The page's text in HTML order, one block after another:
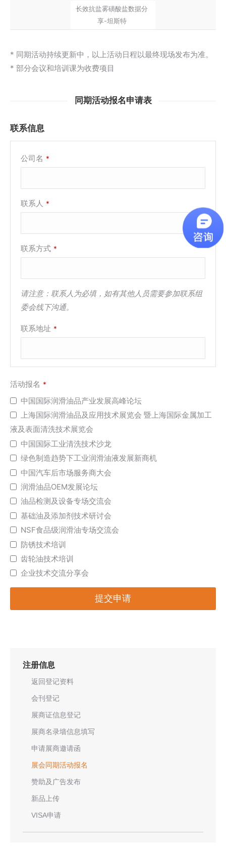
长效抗盐雾磺酸盐数据分
享-坦斯特
* 同期活动持续更新中，以上活动日程以最终现场发布为准。
* 部分会议和培训课为收费项目
同期活动报名申请表
联系信息
公司名 *
联系人 *
联系方式 *
请注意：联系人为必填，如有其他人员需要参加联系组
委会线下沟通。
联系地址 *
Contact
Email *
活动报名 *
中国国际润滑油品产业发展高峰论坛
上海国际润滑油品及应用技术展览会 暨上海国际金属加工
液及表面清洗技术展览会
中国国际工业清洗技术沙龙
绿色制造趋势下工业润滑油液发展新商机
中国汽车后市场服务商大会
润滑油品OEM发展论坛
油品检测及设备专场交流会
基础油及添加剂技术研讨会
NSF食品级润滑油专场交流会
防锈技术培训
齿轮油技术培训
企业技术交流分享会
提交申请
注册信息
返回登记资料
会刊登记
展商证信息登记
展商名录墙信息填写
申请展商邀请函
展会同期活动报名
赞助及广告发布
新品上传
VISA申请